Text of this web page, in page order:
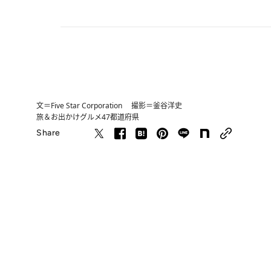
文＝Five Star Corporation 撮影＝釜谷洋史
旅＆お出かけグルメ47都道府県
Share